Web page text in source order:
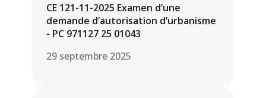
CE 121-11-2025 Examen d’une
demande d’autorisation d’urbanisme
- PC 971127 25 01043
29 septembre 2025